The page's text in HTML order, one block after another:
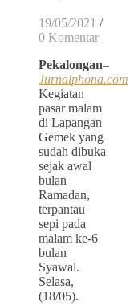
19/05/2021 /
0 Komentar
Pekalongan–
Jurnalphona.com
Kegiatan
pasar malam
di Lapangan
Gemek yang
sudah dibuka
sejak awal
bulan
Ramadan,
terpantau
sepi pada
malam ke-6
bulan
Syawal.
Selasa,
(18/05).